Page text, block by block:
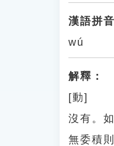
漢語拼音
wú
解釋：
[動]
沒有。
無委積